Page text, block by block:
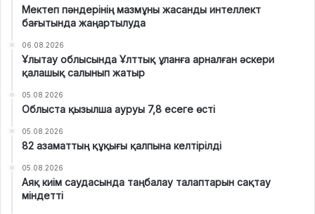
Мектеп пәндерінің мазмұны жасанды интеллект
бағытында жаңартылуда
06.08.2026
Ұлытау облысында Ұлттық ұланға арналған әскери
қалашық салынып жатыр
05.08.2026
Облыста қызылша ауруы 7,8 есеге өсті
05.08.2026
82 азаматтың құқығы қалпына келтірілді
05.08.2026
Аяқ киім саудасында таңбалау талаптарын сақтау
міндетті